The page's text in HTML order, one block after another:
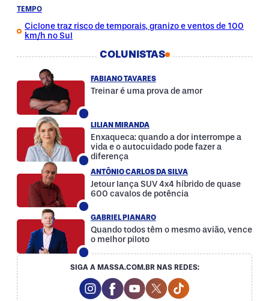
TEMPO
Ciclone traz risco de temporais, granizo e ventos de 100
km/h no Sul
COLUNISTAS
FABIANO TAVARES
Treinar é uma prova de amor
LILIAN MIRANDA
Enxaqueca: quando a dor interrompe a
vida e o autocuidado pode fazer a
diferença
ANTÔNIO CARLOS DA SILVA
Jetour lança SUV 4x4 híbrido de quase
600 cavalos de potência
GABRIEL PIANARO
Quando todos têm o mesmo avião, vence
o melhor piloto
SIGA A MASSA.COM.BR NAS REDES:
Instagram Social Media
Facebook Social Media
Youtube Social Media
Twitter Social Media
Tiktok Social